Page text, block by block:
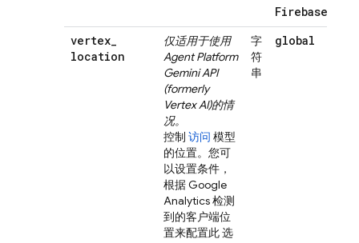
Firebase!
vertex_
location
仅适用于使用
Agent Platform
Gemini API
(formerly
Vertex AI)的情
况。
控制 访问 模型
的位置。您可
以设置条件，
根据Google
Analytics检测
到的客户端位
置来配置此 选
字
符
串
global